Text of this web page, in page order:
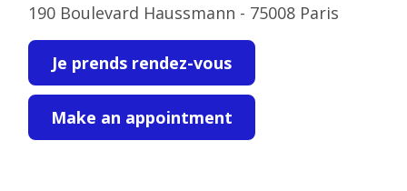
190 Boulevard Haussmann - 75008 Paris
Je prends rendez-vous
Make an appointment